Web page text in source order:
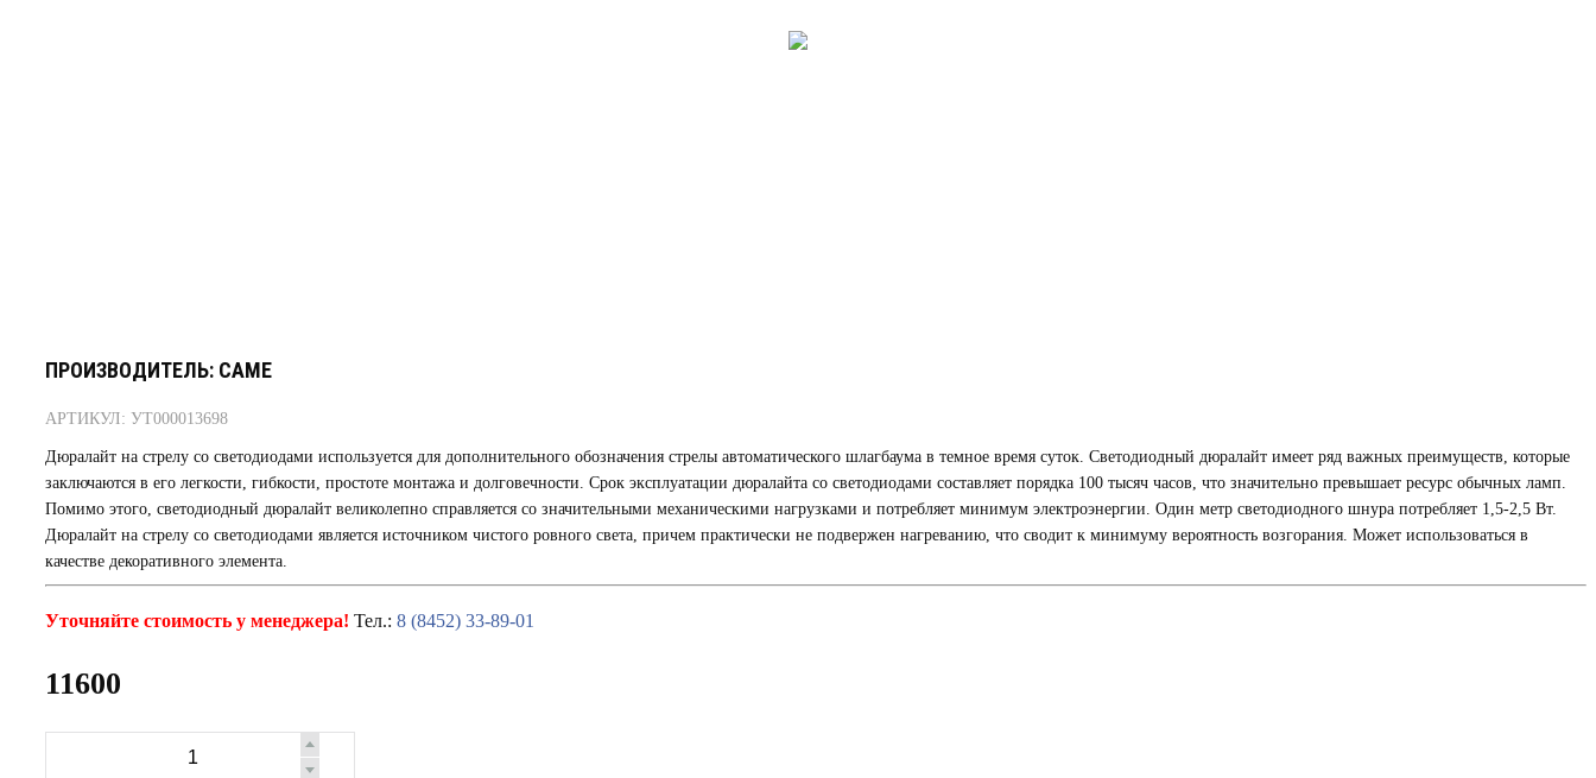
ПРОИЗВОДИТЕЛЬ: CAME
АРТИКУЛ: УТ000013698
Дюралайт на стрелу со светодиодами используется для дополнительного обозначения стрелы автоматического шлагбаума в темное время суток. Светодиодный дюралайт имеет ряд важных преимуществ, которые
заключаются в его легкости, гибкости, простоте монтажа и долговечности. Срок эксплуатации дюралайта со светодиодами составляет порядка 100 тысяч часов, что значительно превышает ресурс обычных ламп.
Помимо этого, светодиодный дюралайт великолепно справляется со значительными механическими нагрузками и потребляет минимум электроэнергии. Один метр светодиодного шнура потребляет 1,5-2,5 Вт.
Дюралайт на стрелу со светодиодами является источником чистого ровного света, причем практически не подвержен нагреванию, что сводит к минимуму вероятность возгорания. Может использоваться в
качестве декоративного элемента.
Уточняйте стоимость у менеджера! Тел.: 8 (8452) 33-89-01
11600